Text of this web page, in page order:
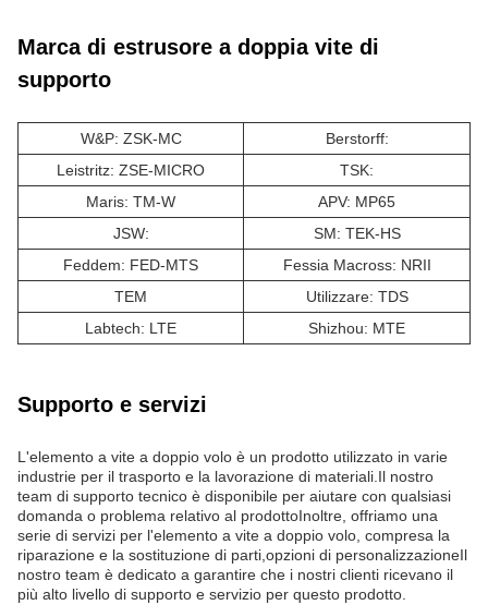
Marca di estrusore a doppia vite di
supporto
W&P: ZSK-MC
Berstorff:
Leistritz: ZSE-MICRO
TSK:
Maris: TM-W
APV: MP65
JSW:
SM: TEK-HS
Feddem: FED-MTS
Fessia Macross: NRII
TEM
Utilizzare: TDS
Labtech: LTE
Shizhou: MTE
Supporto e servizi
L'elemento a vite a doppio volo è un prodotto utilizzato in varie
industrie per il trasporto e la lavorazione di materiali.Il nostro
team di supporto tecnico è disponibile per aiutare con qualsiasi
domanda o problema relativo al prodottoInoltre, offriamo una
serie di servizi per l'elemento a vite a doppio volo, compresa la
riparazione e la sostituzione di parti,opzioni di personalizzazioneIl
nostro team è dedicato a garantire che i nostri clienti ricevano il
più alto livello di supporto e servizio per questo prodotto.